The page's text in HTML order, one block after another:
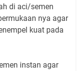
di aci/semen
nya agar
kuat pada
instan agar